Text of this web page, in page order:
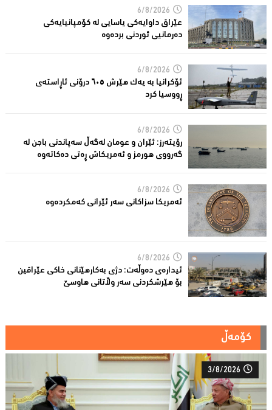
6/8/2026
عێراق داوایەکی یاسایی لە کۆمپانیایه‌كی
دەرمانیى ئوردنی بردەوە
6/8/2026
ئۆکرانیا بە یەک هێرش ٦٠٥ درۆنی ئاڕاستەى
ڕووسیا کرد
6/8/2026
رۆیتەرز: ئێران و عومان لەگەڵ سەپاندنی باجن لە
گەرووی هورمز و ئەمریکاش ڕەتی دەکاتەوە
6/8/2026
ئه‌مریكا سزاكانی سه‌ر ئێرانی كه‌مكرده‌وه‌
6/8/2026
ئیدارەى دەوڵەت: دژى بەکارهێنانى خاکی عێراقین
بۆ هێرشکردنى سەر وڵاتانی هاوسێ
کۆمەڵ
3/8/2026